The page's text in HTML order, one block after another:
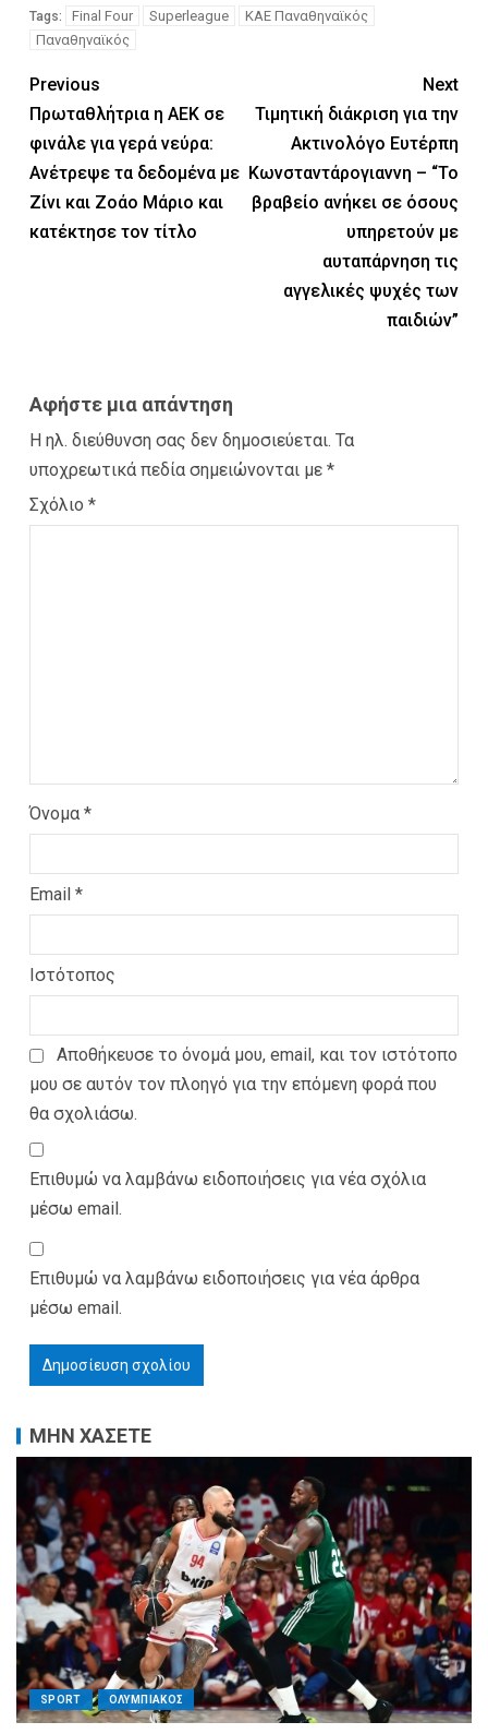
Tags: Final Four Superleague
ΚΑΕ Παναθηναϊκός
Παναθηναϊκός
Previous
Πρωταθλήτρια η ΑΕΚ σε
φινάλε για γερά νεύρα:
Ανέτρεψε τα δεδομένα με
Ζίνι και Ζοάο Μάριο και
κατέκτησε τον τίτλο
Next
Τιμητική διάκριση για την
Ακτινολόγο Ευτέρπη
Κωνσταντάρογιαννη – “Το
βραβείο ανήκει σε όσους
υπηρετούν με
αυταπάρνηση τις
αγγελικές ψυχές των
παιδιών”
Αφήστε μια απάντηση
Η ηλ. διεύθυνση σας δεν δημοσιεύεται. Τα
υποχρεωτικά πεδία σημειώνονται με *
Σχόλιο *
Όνομα *
Email *
Ιστότοπος
Αποθήκευσε το όνομά μου, email, και τον ιστότοπο
μου σε αυτόν τον πλοηγό για την επόμενη φορά που
θα σχολιάσω.
Επιθυμώ να λαμβάνω ειδοποιήσεις για νέα σχόλια
μέσω email.
Επιθυμώ να λαμβάνω ειδοποιήσεις για νέα άρθρα
μέσω email.
ΜΗΝ ΧΑΣΕΤΕ
SPORT ΟΛΥΜΠΙΑΚΟΣ